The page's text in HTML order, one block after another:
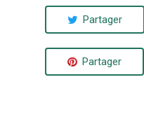
Partager
Partager